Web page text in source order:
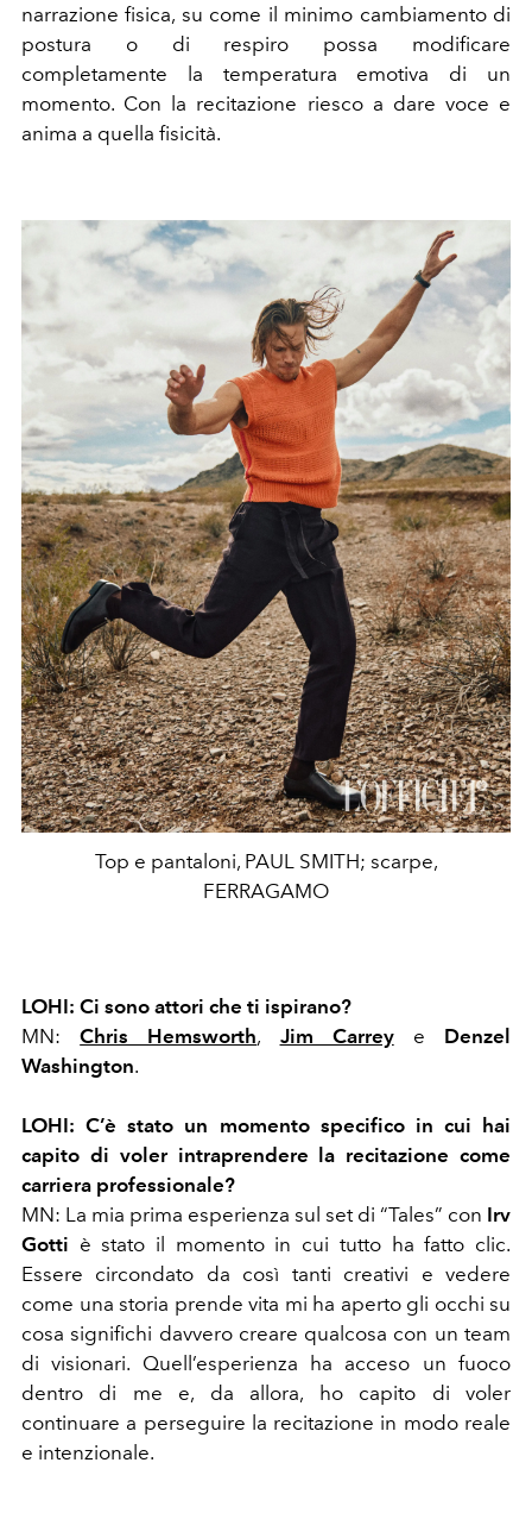
narrazione fisica, su come il minimo cambiamento di
postura o di respiro
possa modificare
completamente la temperatura emotiva di un
momento. Con la recitazione riesco a dare voce e
anima a quella fisicità.
Top e pantaloni, PAUL SMITH; scarpe,
FERRAGAMO
LOHI: Ci sono attori che ti ispirano?
MN:Chris Hemsworth, Jim Carreye Denzel
Washington.
LOHI: C’è stato un momento specifico in cui hai
capito di voler intraprendere la recitazione come
carriera professionale?
MN: La mia prima esperienza sul set di “Tales” con Irv
Gotti è stato il momento in cui tutto ha fatto clic.
Essere circondato da così tanti creativi e vedere
come una storia prende vita mi ha aperto gli occhi su
cosa significhi davvero creare qualcosa con un team
di visionari. Quell’esperienza ha acceso un fuoco
dentro di me e, da allora, ho capito di voler
continuare a perseguire la recitazione in modo reale
e intenzionale.